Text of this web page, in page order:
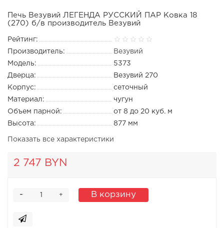
Печь Везувий ЛЕГЕНДА РУССКИЙ ПАР Ковка 18
(270) б/в производитель Везувий
Рейтинг:
Производитель:
Везувий
Модель:
5373
Дверца:
Везувий 270
Корпус:
сеточный
Материал:
чугун
Объем парной:
от 8 до 20 куб. м
Высота:
877 мм
Показать все характеристики
2 747 BYN
+
- В корзину